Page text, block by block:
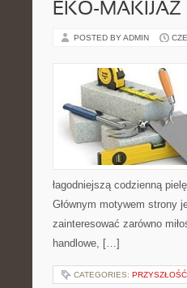
EKO-MAKIJAŻ
POSTED BY ADMIN
łagodniejszą codzienną
Głównym motywem strony
zainteresować zarówno
handlowe, […]
CATEGORIES: